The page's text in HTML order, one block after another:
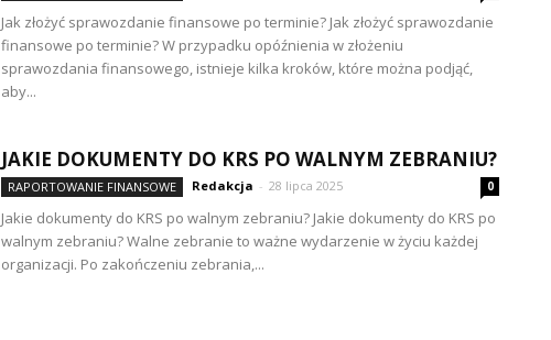
Jak złożyć sprawozdanie finansowe po terminie? Jak złożyć sprawozdanie
finansowe po terminie? W przypadku opóźnienia w złożeniu
sprawozdania finansowego, istnieje kilka kroków, które można podjąć,
aby...
JAKIE DOKUMENTY DO KRS PO WALNYM ZEBRANIU?
RAPORTOWANIE FINANSOWE Redakcja - 28 lipca 2025 0
Jakie dokumenty do KRS po walnym zebraniu? Jakie dokumenty do KRS po
walnym zebraniu? Walne zebranie to ważne wydarzenie w życiu każdej
organizacji. Po zakończeniu zebrania,...